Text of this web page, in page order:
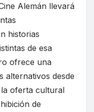
Alemán llevará
historias
de esa
ofrece una
alternativos desde
oferta cultural
de